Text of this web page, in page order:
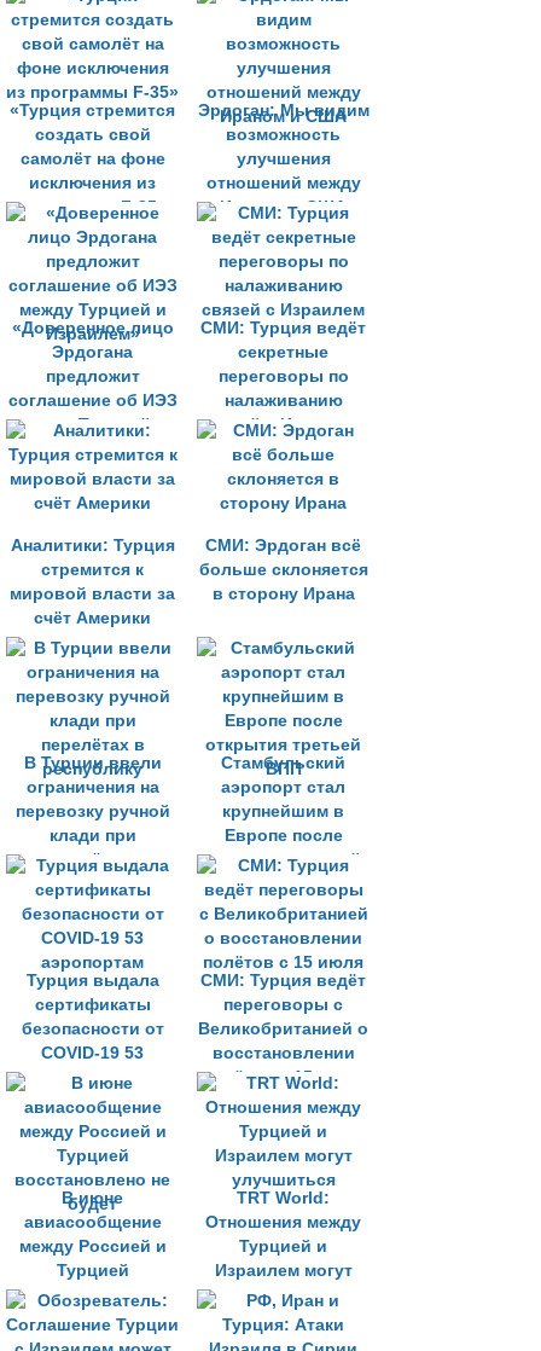
«Турция стремится
создать свой
самолёт на фоне
исключения из
программы F-35»
Эрдоган: Мы видим
возможность
улучшения
отношений между
Ираном и США
«Доверенное лицо
Эрдогана
предложит
соглашение об ИЭЗ
между Турцией и
Израилем»
СМИ: Турция ведёт
секретные
переговоры по
налаживанию
связей с Израилем
Аналитики: Турция
стремится к
мировой власти за
счёт Америки
СМИ: Эрдоган всё
больше склоняется
в сторону Ирана
В Турции ввели
ограничения на
перевозку ручной
клади при
перелётах в
республику
Стамбульский
аэропорт стал
крупнейшим в
Европе после
открытия третьей
ВПП
Турция выдала
сертификаты
безопасности от
COVID-19 53
аэропортам
СМИ: Турция ведёт
переговоры с
Великобританией о
восстановлении
полётов с 15 июля
В июне
авиасообщение
между Россией и
Турцией
восстановлено не
будет
TRT World:
Отношения между
Турцией и
Израилем могут
улучшиться